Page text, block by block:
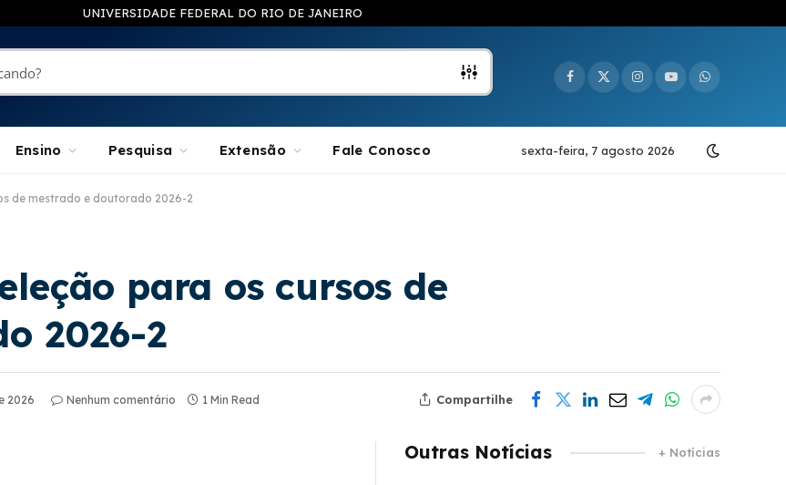
UNIVERSIDADE FEDERAL DO RIO DE JANEIRO
Facebook
X
Instagram
YouTubeWhatsApp
Ensino Pesquisa Extensão Fale Conosco sexta-feira, 7 agosto 2026
de mestrado e doutorado 2026-2
para os cursos de
2026-2
2026 Nenhum comentário 1 Min Read Compartilhe
Outras Notícias + Notícias